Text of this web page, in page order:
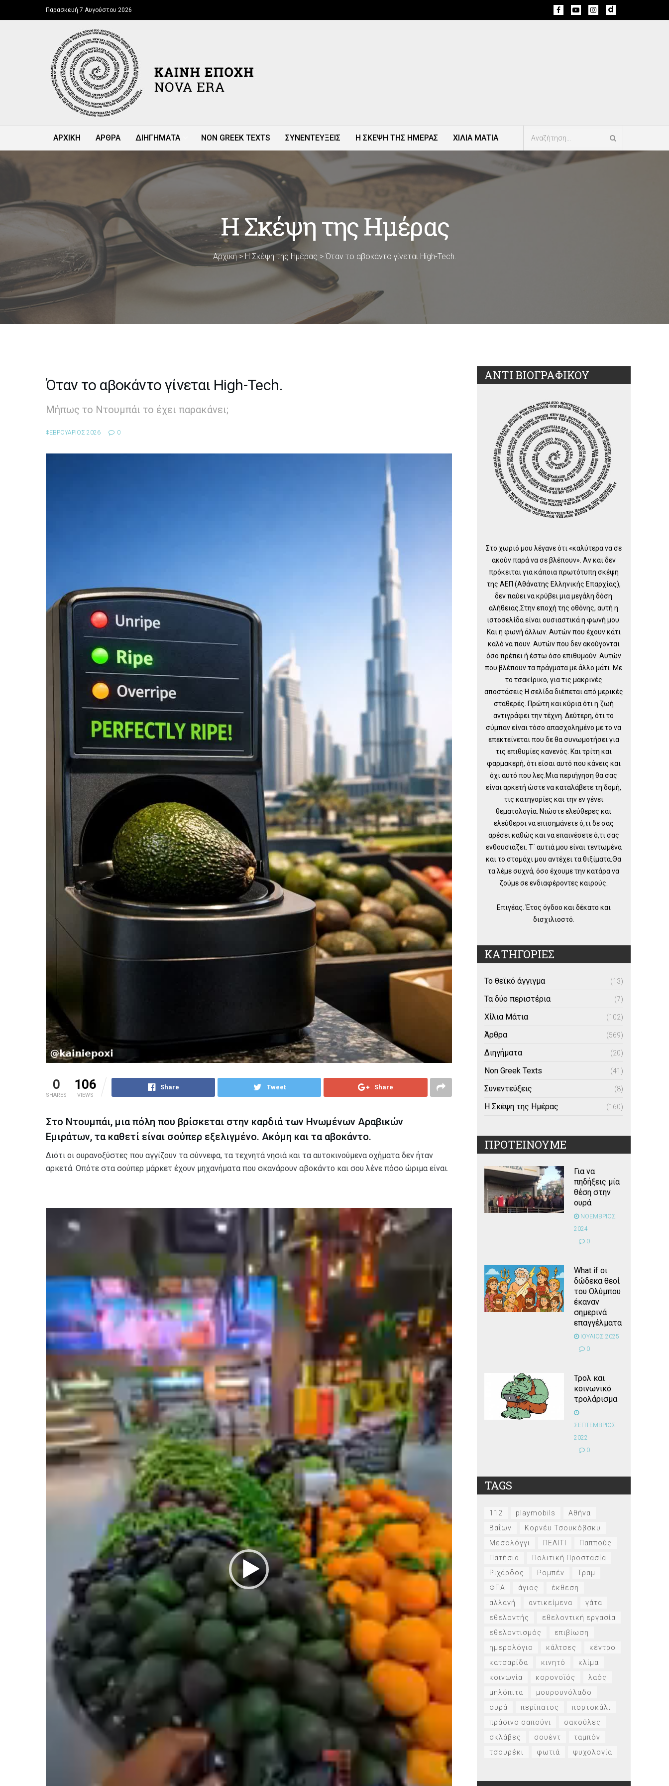
Παρασκευή 7 Αυγούστου 2026
ΑΡΧΙΚΗ ΑΡΘΡΑ ΔΙΗΓΗΜΑΤΑ NON GREEK TEXTS ΣΥΝΕΝΤΕΥΞΕΙΣ Η ΣΚΕΨΗ ΤΗΣ ΗΜΕΡΑΣ ΧΙΛΙΑ ΜΑΤΙΑ
Η Σκέψη της Ημέρας
Αρχική> Η Σκέψη της Ημέρας > Όταν το αβοκάντο γίνεται High-Tech.
Όταν το αβοκάντο γίνεται High-Tech.
Μήπως το Ντουμπάι το έχει παρακάνει;
ΦΕΒΡΟΥΑΡΙΟΣ 2026 0
0
SHARES
106
VIEWS
Share Tweet Share
Στο Ντουμπάι, μια πόλη που βρίσκεται στην καρδιά των Ηνωμένων Αραβικών
Εμιράτων, τα καθετί είναι σούπερ εξελιγμένο. Ακόμη και τα αβοκάντο.
Διότι οι ουρανοξύστες που αγγίζουν τα σύννεφα, τα τεχνητά νησιά και τα αυτοκινούμενα οχήματα δεν ήταν
αρκετά. Οπότε στα σούπερ μάρκετ έχουν μηχανήματα που σκανάρουν αβοκάντο και σου λένε πόσο ώριμα είναι.
Αναπαραγωγής
ΑΝΤΙ ΒΙΟΓΡΑΦΙΚΟΥ
Στο χωριό μου λέγανε ότι «καλύτερα να σε
ακούν παρά να σε βλέπουν». Αν και δεν
πρόκειται για κάποια πρωτότυπη σκέψη
της ΑΕΠ (Αθάνατης Ελληνικής Επαρχίας),
δεν παύει να κρύβει μια μεγάλη δόση
αλήθειας.Στην εποχή της οθόνης, αυτή η
ιστοσελίδα είναι ουσιαστικά η φωνή μου.
Και η φωνή άλλων. Αυτών που έχουν κάτι
καλό να πουν. Αυτών που δεν ακούγονται
όσο πρέπει ή έστω όσο επιθυμούν. Αυτών
που βλέπουν τα πράγματα με άλλο μάτι. Με
το τσακίρικο, για τις μακρινές
αποστάσεις.Η σελίδα διέπεται από μερικές
σταθερές. Πρώτη και κύρια ότι η ζωή
αντιγράφει την τέχνη. Δεύτερη, ότι το
σύμπαν είναι τόσο απασχολημένο με το να
επεκτείνεται που δε θα συνωμοτήσει για
τις επιθυμίες κανενός. Και τρίτη και
φαρμακερή, ότι είσαι αυτό που κάνεις και
όχι αυτό που λες.Μια περιήγηση θα σας
είναι αρκετή ώστε να καταλάβετε τη δομή,
τις κατηγορίες και την εν γένει
θεματολογία. Νιώστε ελεύθερες και
ελεύθεροι να επισημάνετε ό,τι δε σας
αρέσει καθώς και να επαινέσετε ό,τι σας
ενθουσιάζει. Τ΄ αυτιά μου είναι τεντωμένα
και το στομάχι μου αντέχει τα θιξίματα.Θα
τα λέμε συχνά, όσο έχουμε την κατάρα να
ζούμε σε ενδιαφέροντες καιρούς.
Επιγέας. Έτος όγδοο και δέκατο και
δισχιλιοστό.
ΚΑΤΗΓΟΡΙΕΣ
Το θεϊκό άγγιγμα (13)
Τα δύο περιστέρια (7)
Χίλια Μάτια (102)
Άρθρα (569)
Διηγήματα (20)
Non Greek Texts (41)
Συνεντεύξεις (8)
Η Σκέψη της Ημέρας (160)
ΠΡΟΤΕΙΝΟΥΜΕ
Για να
πηδήξεις μία
θέση στην
ουρά
ΝΟΕΜΒΡΙΟΣ
2024
0
What if οι
δώδεκα θεοί
του Ολύμπου
έκαναν
σημερινά
επαγγέλματα
ΙΟΥΛΙΟΣ 2025
0
Τρολ και
κοινωνικό
τρολάρισμα
ΣΕΠΤΕΜΒΡΙΟΣ
2022
0
TAGS
112 playmobils
Αθήνα
Βαΐων
Κορνέυ Τσουκόβσκυ
Μεσολόγγι
ΠΕΛΙΤΙ
Παππούς
Πατήσια
Πολιτική Προστασία
Ριχάρδος
Ρομπέν
Τραμ
ΦΠΑ
άγιος
έκθεση
αλλαγή
αντικείμενα
γάτα
εθελοντής
εθελοντική εργασία
εθελοντισμός
επιβίωση
ημερολόγιο
κάλτσες
κέντρο
κατσαρίδα
κινητό
κλίμα
κοινωνία
κορονοϊός
λαός
μηλόπιτα
μουρουνόλαδο
ουρά
περίπατος
πορτοκάλι
πράσινο σαπούνι
σακούλες
σκλάβες
σουέντ
ταμπόν
τσουρέκι
φωτιά ψυχολογία